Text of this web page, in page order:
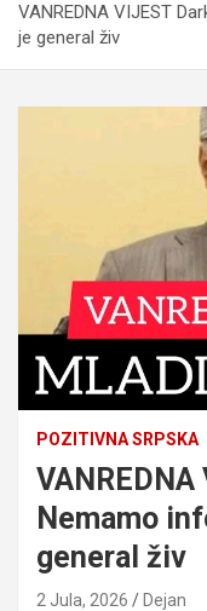
VANREDNA VIJEST
je general živ
POZITIVNA SRPSKA
Nemamo
general živ
2 Jula, 2026 Dejan